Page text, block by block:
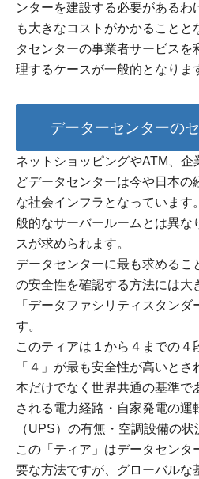
ンターを建設する必要があるわ
も大きなコストがかかることと
タセンターの事業者サービスを
理するケースが一般的となりま
データーセンターの
ネットショッピングやATM、企
どデータセンターは今や日本の
な社会インフラとなっています
般的なサーバールームとは異な
スが求められます。
データセンターに最も求めるこ
の安全性を確認する方法には大
「データファシリティスタン
す。
このティアは１から４までの４
「４」が最も安全性が高いと
本だけでなく世界共通の基準で
される電力経路・自家発電の運
（UPS）の有無・空調設備の状
この「ティア」はデータセンタ
要な方法ですが、グローバルな